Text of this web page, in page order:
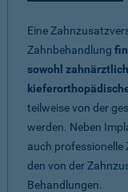
Eine
Zahnbehandlung
sowohl
teilweise von der
werden. Neben
auch professionelle
den von der
Behandlungen.